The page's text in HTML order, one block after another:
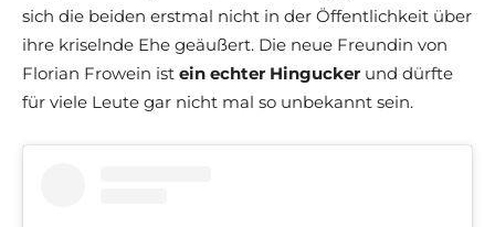
sich die beiden erstmal nicht in der Öffentlichkeit über
ihre kriselnde Ehe geäußert. Die neue Freundin von
Florian Frowein ist ein echter Hingucker und dürfte
für viele Leute gar nicht mal so unbekannt sein.